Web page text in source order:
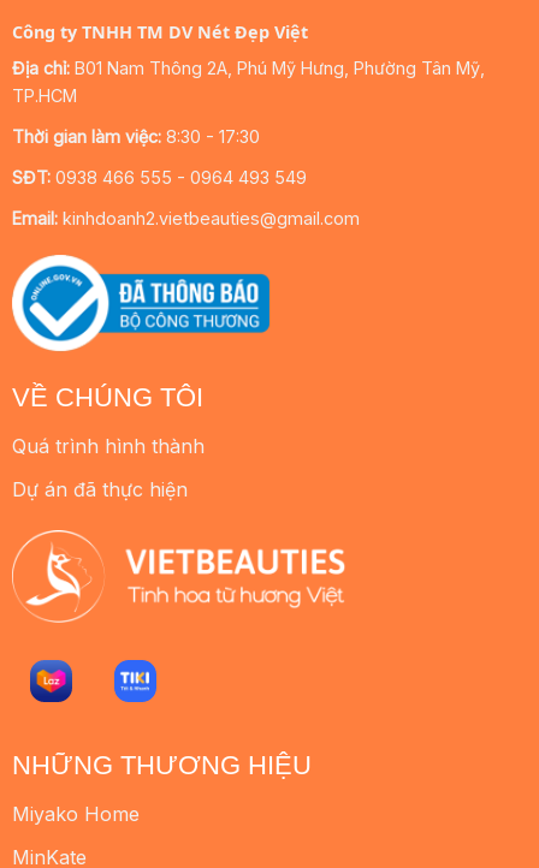
VỀ CHÚNG TÔI
Quá trình hình thành
Dự án đã thực hiện
NHỮNG THƯƠNG HIỆU
Miyako Home
MinKate
Công ty TNHH TM DV Nét Đẹp Việt
Địa chỉ: B01 Nam Thông 2A, Phú Mỹ Hưng, Phường Tân Mỹ,
TP.HCM
Thời gian làm việc:8:30 - 17:30
SĐT:0938 466 555 - 0964 493 549
Email:kinhdoanh2.vietbeauties@gmail.com